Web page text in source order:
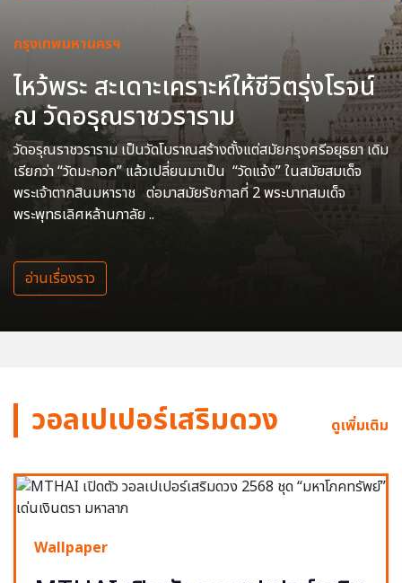
กรุงเทพมหานครฯ
ไหว้พระ สะเดาะเคราะห์ให้ชีวิตรุ่งโรจน์
ณ วัดอรุณราชวราราม
วัดอรุณราชวราราม เป็นวัดโบราณสร้างตั้งแต่สมัยกรุงศรีอยุธยา เดิม
เรียกว่า “วัดมะกอก” แล้วเปลี่ยนมาเป็น “วัดแจ้ง” ในสมัยสมเด็จ
พระเจ้าตากสินมหาราช ต่อมาสมัยรัชกาลที่ 2 พระบาทสมเด็จ
พระพุทธเลิศหล้านภาลัย ..
อ่านเรื่องราว
วอลเปเปอร์เสริมดวง ดูเพิ่มเติม
Wallpaper